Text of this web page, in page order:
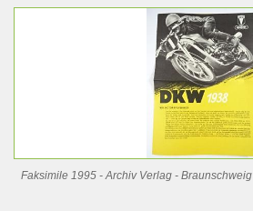
Faksimile 1995 - Archiv Verlag - Braunschweig